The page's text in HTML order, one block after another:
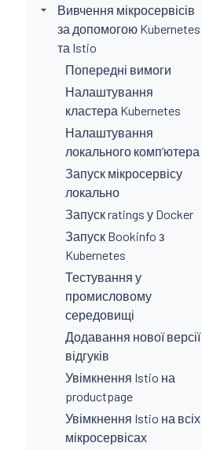
Вивчення мікросервісів
за допомогою Kubernetes
та Istio
Попередні вимоги
Налаштування
кластера Kubernetes
Налаштування
локального компʼютера
Запуск мікросервісу
локально
Запуск ratings у Docker
Запуск Bookinfo з
Kubernetes
Тестування у
промисловому
середовищі
Додавання нової версії
відгуків
Увімкнення Istio на
productpage
Увімкнення Istio на всіх
мікросервісах